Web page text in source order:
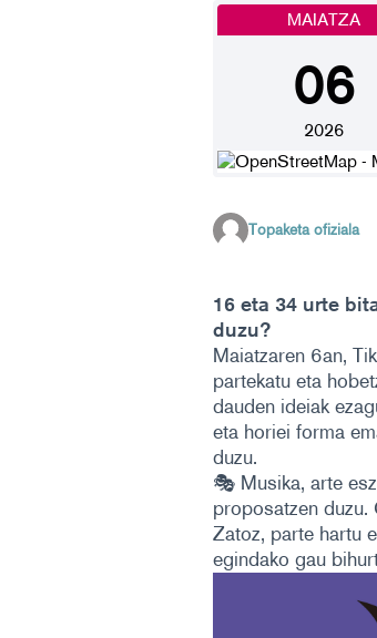
MAIATZA
06
2026
Topaketa ofiziala
16 eta 34 urte
duzu?
Maiatzaren 6an,
partekatu eta
dauden ideiak
eta horiei forma
duzu.
🎭 Musika, arte
proposatzen duzu.
Zatoz, parte hartu
egindako gau